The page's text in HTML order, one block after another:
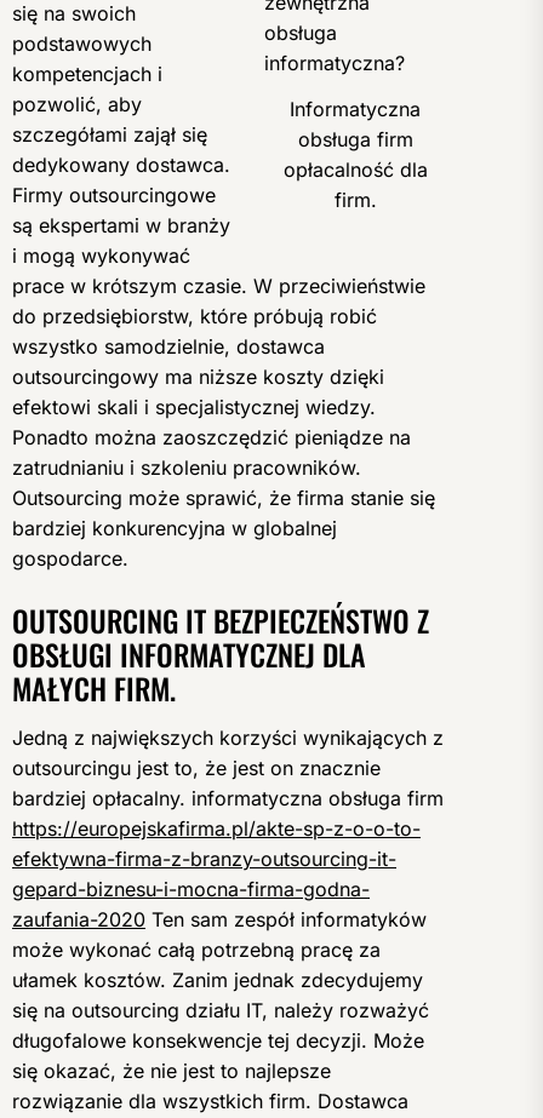
Informatyczna
obsługa firm
opłacalność dla
firm.
się na swoich
podstawowych
kompetencjach i
pozwolić, aby
szczegółami zajął się
dedykowany dostawca.
Firmy outsourcingowe
są ekspertami w branży
i mogą wykonywać
prace w krótszym czasie. W przeciwieństwie
do przedsiębiorstw, które próbują robić
wszystko samodzielnie, dostawca
outsourcingowy ma niższe koszty dzięki
efektowi skali i specjalistycznej wiedzy.
Ponadto można zaoszczędzić pieniądze na
zatrudnianiu i szkoleniu pracowników.
Outsourcing może sprawić, że firma stanie się
bardziej konkurencyjna w globalnej
gospodarce.
OUTSOURCING IT BEZPIECZEŃSTWO Z
OBSŁUGI INFORMATYCZNEJ DLA
MAŁYCH FIRM.
Jedną z największych korzyści wynikających z
outsourcingu jest to, że jest on znacznie
bardziej opłacalny. informatyczna obsługa firm
https://europejskafirma.pl/akte-sp-z-o-o-to-
efektywna-firma-z-branzy-outsourcing-it-
gepard-biznesu-i-mocna-firma-godna-
zaufania-2020 Ten sam zespół informatyków
może wykonać całą potrzebną pracę za
ułamek kosztów. Zanim jednak zdecydujemy
się na outsourcing działu IT, należy rozważyć
długofalowe konsekwencje tej decyzji. Może
się okazać, że nie jest to najlepsze
rozwiązanie dla wszystkich firm. Dostawca